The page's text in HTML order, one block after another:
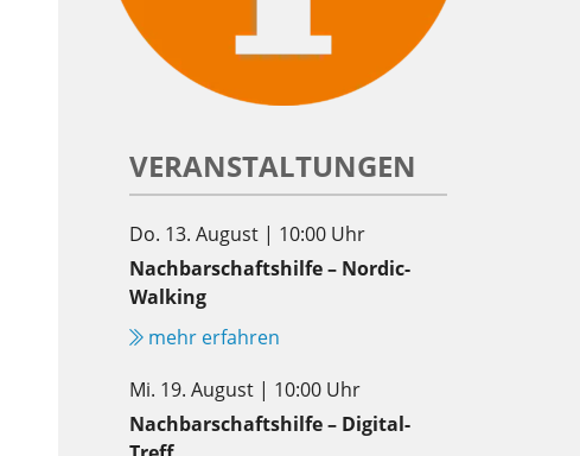
VERANSTALTUNGEN
Do. 13. August | 10:00 Uhr
Nachbarschaftshilfe – Nordic-
Walking
mehr erfahren
Mi. 19. August | 10:00 Uhr
Nachbarschaftshilfe – Digital-